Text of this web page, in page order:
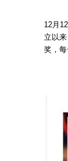
12月
立以
奖，